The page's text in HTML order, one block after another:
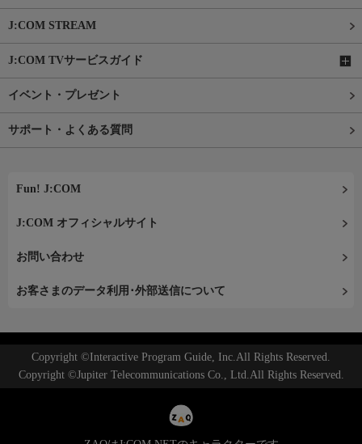
J:COM STREAM
J:COM TVサービスガイド
イベント・プレゼント
サポート・よくある質問
Fun! J:COM
J:COM オフィシャルサイト
お問い合わせ
お客さまのデータ利用･外部送信について
Copyright ©Interactive Program Guide, Inc.All Rights Reserved.
Copyright ©Jupiter Telecommunications Co., Ltd.All Rights Reserved.